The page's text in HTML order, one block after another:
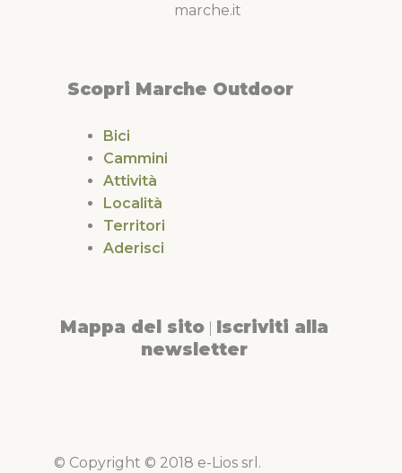
marche.it
Scopri Marche Outdoor
Bici
Cammini
Attività
Località
Territori
Aderisci
Mappa del sito Iscriviti alla
newsletter
© Copyright © 2018 e-Lios srl.